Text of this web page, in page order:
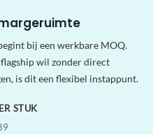
bij een werkbare MOQ.
wil zonder direct
is dit een flexibel instappunt.
STUK